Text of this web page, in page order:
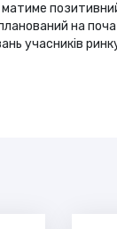
на
учасників